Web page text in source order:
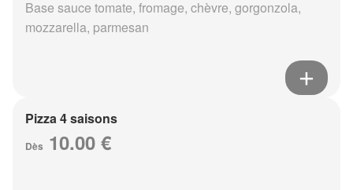
Base sauce tomate, fromage, chèvre, gorgonzola,
mozzarella, parmesan
Pizza 4 saisons
Dès 10.00 €